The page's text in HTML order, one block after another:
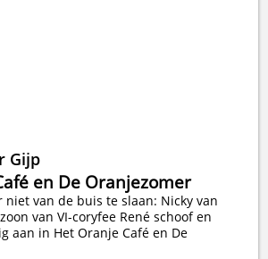
Gijp
en De Oranjezomer
niet van de buis te slaan: Nicky van
van VI-coryfee René schoof en
aan in Het Oranje Café en De